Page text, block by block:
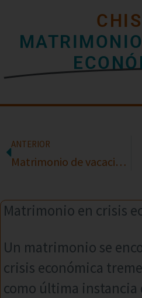
ANTERIOR
Matrimonio de vacaciones
Matrimonio en crisis
Un matrimonio se
crisis económica
como última instancia